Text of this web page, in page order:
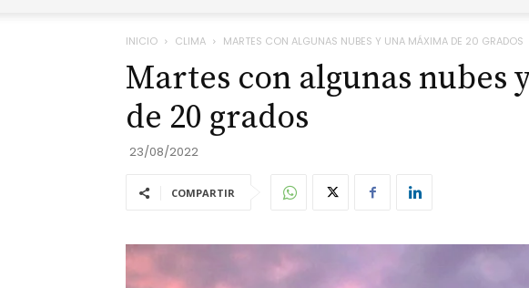
INICIO CLIMA MARTES CON ALGUNAS NUBES Y UNA MÁXIMA DE 20 GRADOS
Martes con algunas nubes
de 20 grados
23/08/2022
COMPARTIR